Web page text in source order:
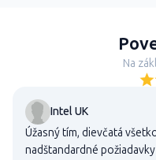
Na
Intel UK
Úžasný tím, dievčatá
nadštandardné